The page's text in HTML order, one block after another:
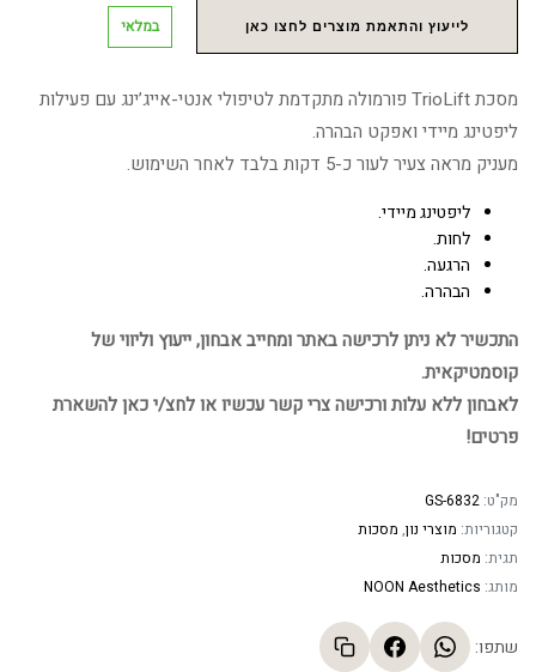
לייעוץ והתאמת מוצרים לחצו כאן במלאי
מסכת TrioLift פורמולה מתקדמת לטיפולי אנטי-אייג’ינג עם פעילות
ליפטינג מיידי ואפקט הבהרה.
מעניק מראה צעיר לעור כ-5 דקות בלבד לאחר השימוש.
ליפטינג מיידי.
לחות.
הרגעה.
הבהרה.
התכשיר לא ניתן לרכישה באתר ומחייב אבחון, ייעוץ וליווי של
קוסמטיקאית.
לאבחון ללא עלות ורכישה צרי קשר עכשיו או לחצ/י כאן להשארת
פרטים!
מק"ט: GS-6832
קטגוריות: מוצרי נון, מסכות
תגית: מסכות
מותג: NOON Aesthetics
שתפו: